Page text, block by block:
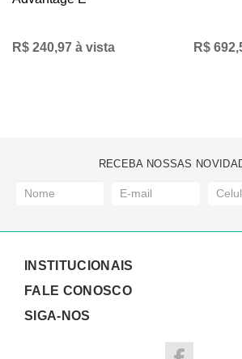
R$ 240,97 à vista R$
RECEBA NOSSAS
INSTITUCIONAIS
FALE CONOSCO
SIGA-NOS